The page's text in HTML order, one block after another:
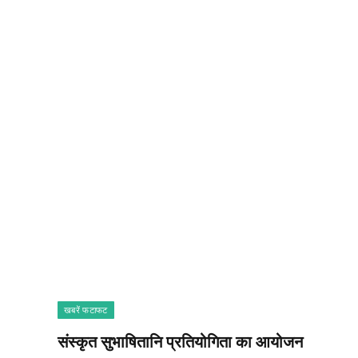
खबरें फटाफट
संस्कृत सुभाषितानि प्रतियोगिता का आयोजन